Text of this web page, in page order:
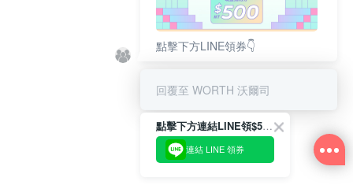
點擊下方LINE領券👇
回覆至 WORTH 沃爾司
點擊下方連結LINE領$500👇
連結 LINE 領券